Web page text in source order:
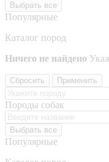
Выбрать все
Популярные
Каталог пород
Ничего не найдено
Сбросить Применить
Породы собак
Выбрать все
Популярные